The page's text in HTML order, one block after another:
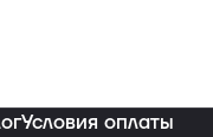
Условия оплаты